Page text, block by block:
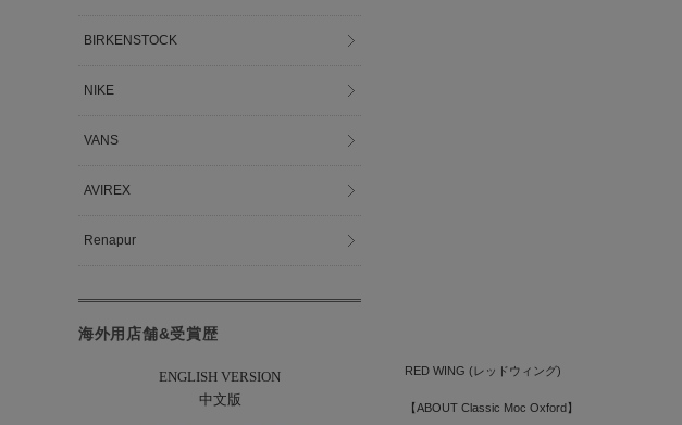
RED WING (レッドウィング)
【ABOUT Classic Moc Oxford】
BIRKENSTOCK
NIKE
VANS
AVIREX
Renapur
海外用店舗&受賞歴
ENGLISH VERSION
中文版